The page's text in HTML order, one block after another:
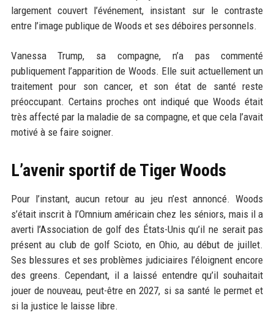
largement couvert l’événement, insistant sur le contraste
entre l’image publique de Woods et ses déboires personnels.
Vanessa Trump, sa compagne, n’a pas commenté
publiquement l’apparition de Woods. Elle suit actuellement un
traitement pour son cancer, et son état de santé reste
préoccupant. Certains proches ont indiqué que Woods était
très affecté par la maladie de sa compagne, et que cela l’avait
motivé à se faire soigner.
L’avenir sportif de Tiger Woods
Pour l’instant, aucun retour au jeu n’est annoncé. Woods
s’était inscrit à l’Omnium américain chez les séniors, mais il a
averti l’Association de golf des États-Unis qu’il ne serait pas
présent au club de golf Scioto, en Ohio, au début de juillet.
Ses blessures et ses problèmes judiciaires l’éloignent encore
des greens. Cependant, il a laissé entendre qu’il souhaitait
jouer de nouveau, peut-être en 2027, si sa santé le permet et
si la justice le laisse libre.